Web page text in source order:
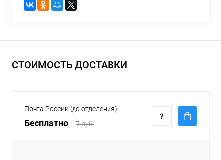
СТОИМОСТЬ ДОСТАВКИ
Почта России (до отделения)
Бесплатно 7 руб.